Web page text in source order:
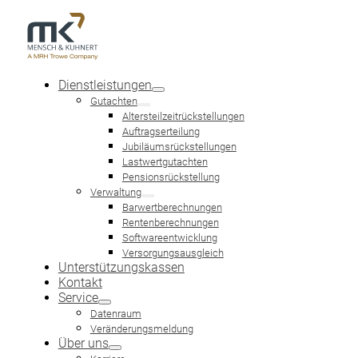
Dienstleistungen
Gutachten
Altersteilzeitrückstellungen
Auftragserteilung
Jubiläumsrückstellungen
Lastwertgutachten
Pensionsrückstellung
Verwaltung
Barwertberechnungen
Rentenberechnungen
Softwareentwicklung
Versorgungsausgleich
Unterstützungskassen
Kontakt
Service
Datenraum
Veränderungsmeldung
Über uns
ART. 28 EGHGB
Im Art. 28 EGHGB ist geregelt, dass für mittelbare und
Macht das Unternehmen von diesem Wahlrecht gebrauch,